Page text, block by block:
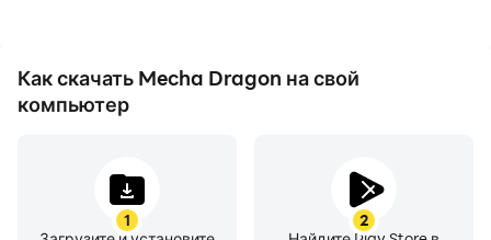
Как скачать Mecha Dragon на свой
компьютер
1
2